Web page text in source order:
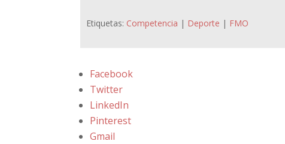
Etiquetas: Competencia | Deporte | FMO
Facebook
Twitter
LinkedIn
Pinterest
Gmail